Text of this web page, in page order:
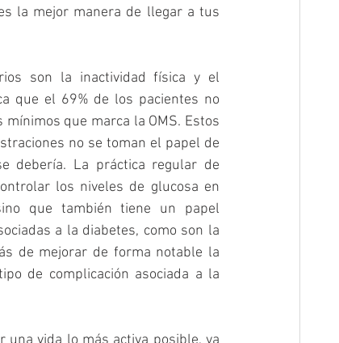
la mejor manera de llegar a tus
son la inactividad física y el
que el 69% de los pacientes no
que marca la OMS. Estos
no se toman el papel de
debería. La práctica regular de
los niveles de glucosa en
que también tiene un papel
a la diabetes, como son la
de mejorar de forma notable la
de complicación asociada a la